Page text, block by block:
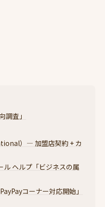
調査」
）— 加盟店契約 + カ
ヘルプ「ビジネスの属
コーナー対応開始」